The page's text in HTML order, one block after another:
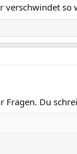
so
Fragen. Du